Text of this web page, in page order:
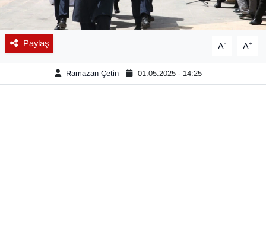
Paylaş A- A+
Ramazan Çetin 01.05.2025 - 14:25
Eleman
Emlak
En çok konuşulanlar